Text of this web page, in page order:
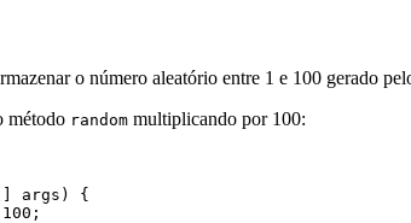
o número aleatório entre 1 e 100 gerado
método random multiplicando por 100:
args) {